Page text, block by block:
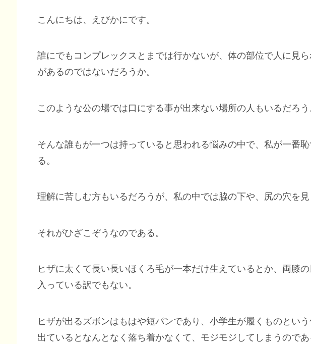
こんにちは、えびかにです。
誰にでもコンプレックスとまでは行かないが、体の部位で人に見
があるのではないだろうか。
このような公の場では口にする事が出来ない場所の人もいるだろう
そんな誰もが一つは持っていると思われる悩みの中で、私が一番
る。
理解に苦しむ方もいるだろうが、私の中では脇の下や、尻の穴を見
それがひざこぞうなのである。
ヒザに太くて長い長いほくろ毛が一本だけ生えているとか、両膝
入っている訳でもない。
ヒザが出るズボンはもはや短パンであり、小学生が履くものとい
出ているとなんとなく落ち着かなくて、モジモジしてしまうのであ